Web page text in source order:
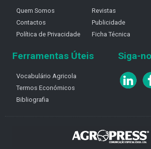
Quem Somos
Contactos
Política de Privacidade
Revistas
Publicidade
Ficha Técnica
Ferramentas Úteis
Vocabulário Agricola
Termos Económicos
Bibliografia
Siga-